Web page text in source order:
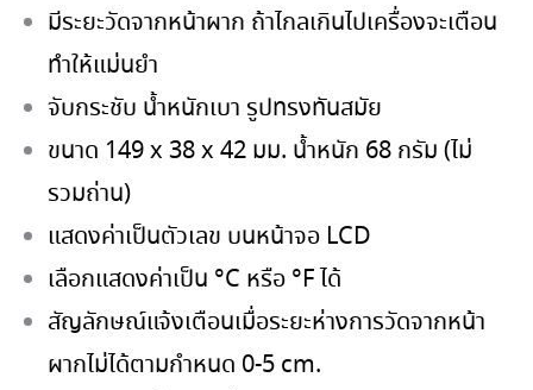
มีระยะวัดจากหน้าผาก ถ้าไกลเกินไปเครื่องจะเตือน
ทำให้แม่นยำ
จับกระชับ น้ำหนักเบา รูปทรงทันสมัย
ขนาด 149 x 38 x 42 มม. น้ำหนัก 68 กรัม (ไม่
รวมถ่าน)
แสดงค่าเป็นตัวเลข บนหน้าจอ LCD
เลือกแสดงค่าเป็น °C หรือ °F ได้
สัญลักษณ์แจ้งเตือนเมื่อระยะห่างการวัดจากหน้า
ผากไม่ได้ตามกำหนด 0-5 cm.